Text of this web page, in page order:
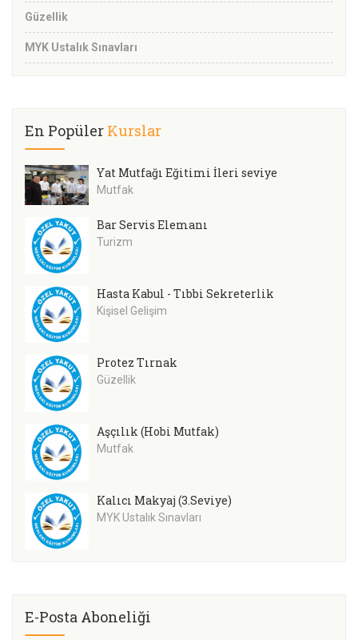
Güzellik
MYK Ustalık Sınavları
En Popüler Kurslar
Yat Mutfağı Eğitimi İleri seviye
Mutfak
Bar Servis Elemanı
Turizm
Hasta Kabul - Tıbbi Sekreterlik
Kişisel Gelişim
Protez Tırnak
Güzellik
Aşçılık (Hobi Mutfak)
Mutfak
Kalıcı Makyaj (3.Seviye)
MYK Ustalık Sınavları
E-Posta Aboneliği